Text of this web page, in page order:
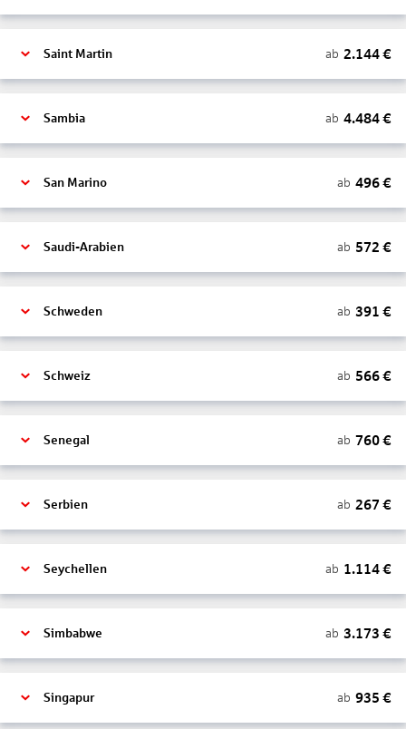
Saint Martin ab 2.144€
Sambia ab 4.484€
San Marino ab 496€
Saudi-Arabien ab 572 €
Schweden ab 391 €
Schweiz ab 566€
Senegal ab 760€
Serbien ab 267 €
Seychellen ab 1.114€
Simbabwe ab 3.173 €
Singapur ab 935 €